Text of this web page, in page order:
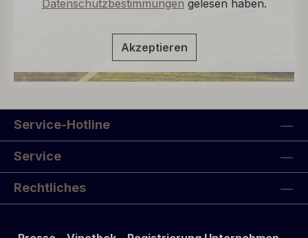
Datenschutzbestimmungen gelesen haben.
Akzeptieren
Service-Hotline
Service
Rechtliches